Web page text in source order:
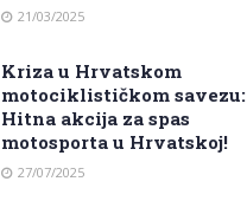
21/03/2025
Kriza u Hrvatskom
motociklističkom savezu:
Hitna akcija za spas
motosporta u Hrvatskoj!
27/07/2025